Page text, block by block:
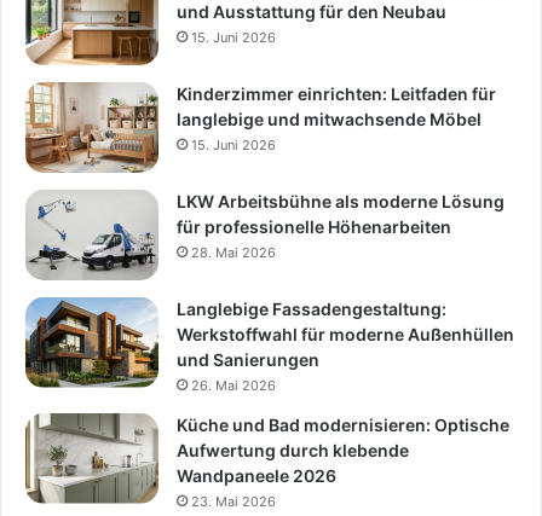
und Ausstattung für den Neubau
15. Juni 2026
Kinderzimmer einrichten: Leitfaden für
langlebige und mitwachsende Möbel
15. Juni 2026
LKW Arbeitsbühne als moderne Lösung
für professionelle Höhenarbeiten
28. Mai 2026
Langlebige Fassadengestaltung:
Werkstoffwahl für moderne Außenhüllen
und Sanierungen
26. Mai 2026
Küche und Bad modernisieren: Optische
Aufwertung durch klebende
Wandpaneele 2026
23. Mai 2026